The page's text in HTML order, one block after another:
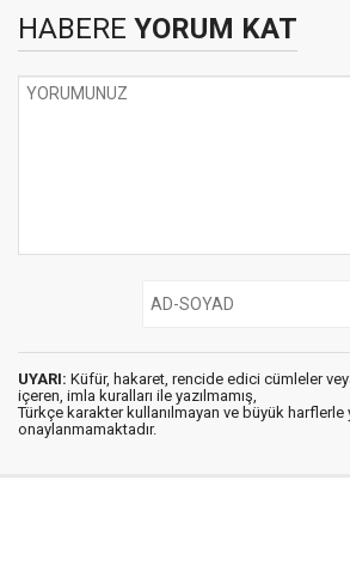
HABERE YORUM KAT
UYARI: Küfür, hakaret, rencide edici cümleler
içeren, imla kuralları ile yazılmamış,
Türkçe karakter kullanılmayan ve büyük harflerle
onaylanmamaktadır.